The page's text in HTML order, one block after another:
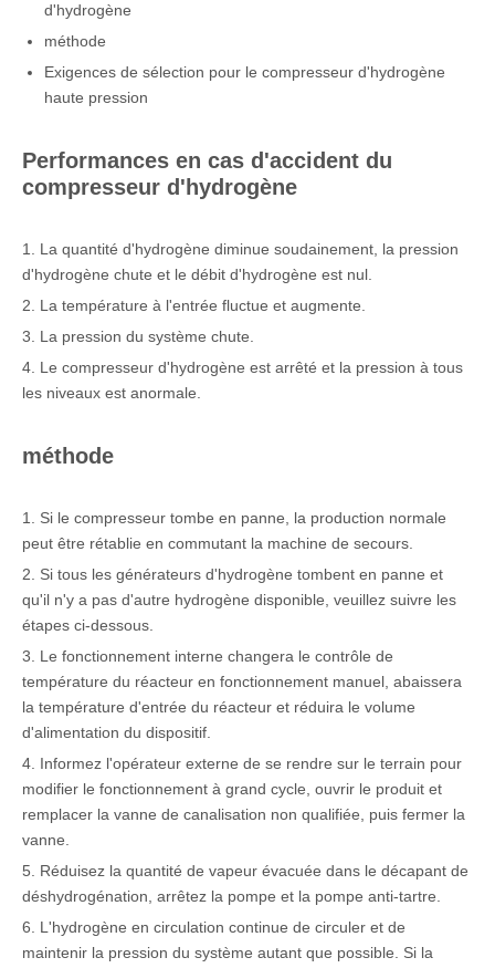
d'hydrogène
méthode
Exigences de sélection pour le compresseur d'hydrogène
haute pression
Performances en cas d'accident du
compresseur d'hydrogène
1. La quantité d'hydrogène diminue soudainement, la pression
d'hydrogène chute et le débit d'hydrogène est nul.
2. La température à l'entrée fluctue et augmente.
3. La pression du système chute.
4. Le compresseur d'hydrogène est arrêté et la pression à tous
les niveaux est anormale.
méthode
1. Si le compresseur tombe en panne, la production normale
peut être rétablie en commutant la machine de secours.
2. Si tous les générateurs d'hydrogène tombent en panne et
qu'il n'y a pas d'autre hydrogène disponible, veuillez suivre les
étapes ci-dessous.
3. Le fonctionnement interne changera le contrôle de
température du réacteur en fonctionnement manuel, abaissera
la température d'entrée du réacteur et réduira le volume
d'alimentation du dispositif.
4. Informez l'opérateur externe de se rendre sur le terrain pour
modifier le fonctionnement à grand cycle, ouvrir le produit et
remplacer la vanne de canalisation non qualifiée, puis fermer la
vanne.
5. Réduisez la quantité de vapeur évacuée dans le décapant de
déshydrogénation, arrêtez la pompe et la pompe anti-tartre.
6. L'hydrogène en circulation continue de circuler et de
maintenir la pression du système autant que possible. Si la